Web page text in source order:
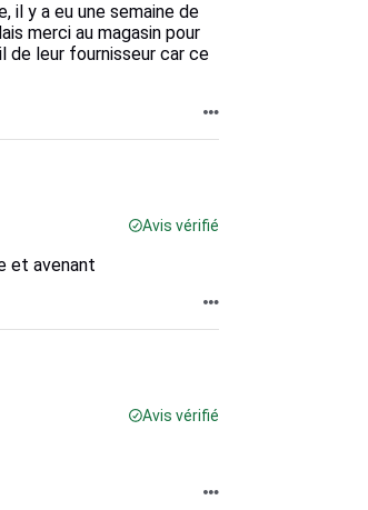
il y a eu une semaine de
merci au magasin pour
de leur fournisseur car ce
Avis vérifié
et avenant
Avis vérifié